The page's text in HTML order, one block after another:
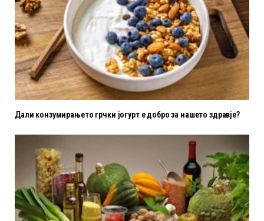
Дали конзумирањето грчки јогурт е добро за нашето здравје?